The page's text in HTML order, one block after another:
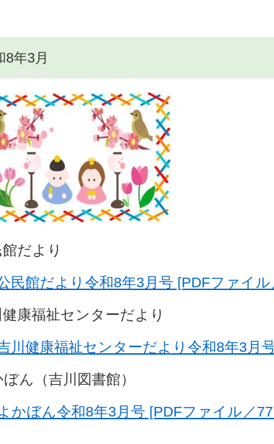
8年3月
だより
民館だより令和8年3月号 [PDFファイ
康福祉センターだより
川健康福祉センターだより令和8年3月
ん（吉川図書館）
かぼん令和8年3月号 [PDFファイル／